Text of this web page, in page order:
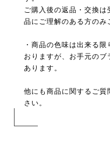
ご購入後の返品・交換
品にご理解のある方のみ
・商品の色味は出来る
おりますが、お手元の
あります。
他にも商品に関するご質
さい。